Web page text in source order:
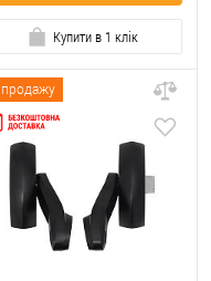
Купити в 1 клік
продажу